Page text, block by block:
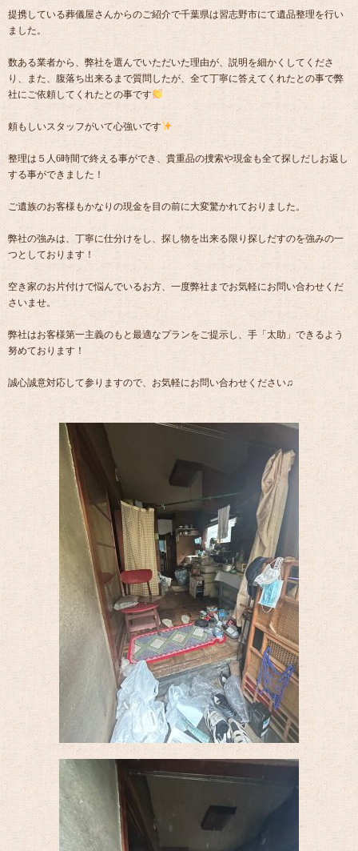
提携している葬儀屋さんからのご紹介で千葉県は習志野市にて遺品整理を行い
ました。
数ある業者から、弊社を選んでいただいた理由が、説明を細かくしてくださ
り、また、腹落ち出来るまで質問したが、全て丁寧に答えてくれたとの事で弊
社にご依頼してくれたとの事です
頼もしいスタッフがいて心強いです
整理は５人6時間で終える事ができ、貴重品の捜索や現金も全て探しだしお返し
する事ができました！
ご遺族のお客様もかなりの現金を目の前に大変驚かれておりました。
弊社の強みは、丁寧に仕分けをし、探し物を出来る限り探しだすのを強みの一
つとしております！
空き家のお片付けで悩んでいるお方、一度弊社までお気軽にお問い合わせくだ
さいませ。
弊社はお客様第一主義のもと最適なプランをご提示し、手「太助」できるよう
努めております！
誠心誠意対応して参りますので、お気軽にお問い合わせください♫